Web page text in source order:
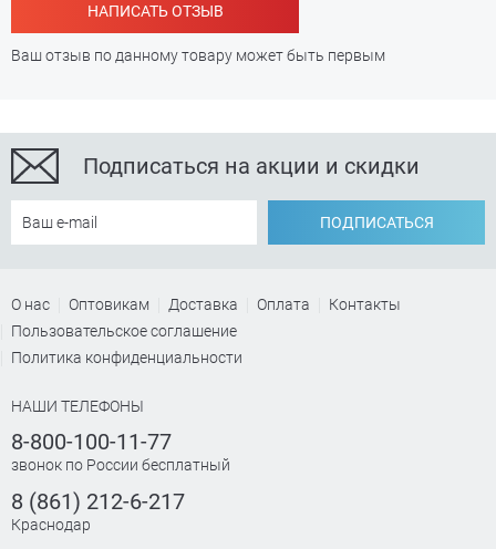
НАПИСАТЬ ОТЗЫВ
Ваш отзыв по данному товару может быть первым
Подписаться на акции и скидки
ПОДПИСАТЬСЯ
О нас Оптовикам Доставка Оплата
Контакты
Пользовательское соглашение
Политика конфиденциальности
НАШИ ТЕЛЕФОНЫ
8-800-100-11-77
звонок по России бесплатный
8 (861) 212-6-217
Краснодар